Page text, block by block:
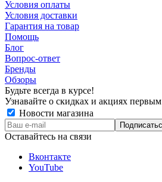
Условия оплаты
Условия доставки
Гарантия на товар
Помощь
Блог
Вопрос-ответ
Бренды
Обзоры
Будьте всегда в курсе!
Узнавайте о скидках и акциях первым
Новости магазина
Оставайтесь на связи
Вконтакте
YouTube